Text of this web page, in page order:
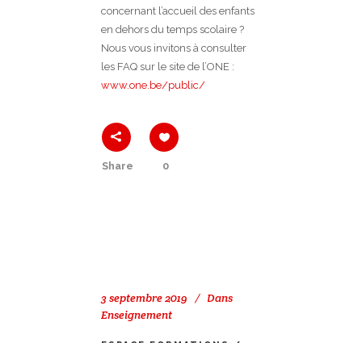
concernant l’accueil des enfants
en dehors du temps scolaire ?
Nous vous invitons à consulter
les FAQ sur le site de l’ONE :
www.one.be/public/
Share 0
3 septembre 2019
Dans
Enseignement